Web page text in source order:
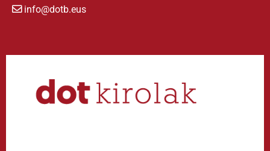
info@dotb.eus